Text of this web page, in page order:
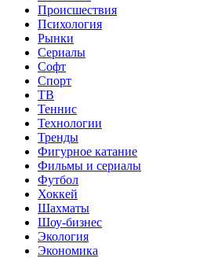
Происшествия
Психология
Рынки
Сериалы
Софт
Спорт
ТВ
Теннис
Технологии
Тренды
Фигурное катание
Фильмы и сериалы
Футбол
Хоккей
Шахматы
Шоу-бизнес
Экология
Экономика